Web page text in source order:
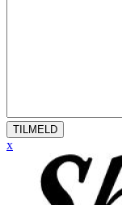
TILMELD
x